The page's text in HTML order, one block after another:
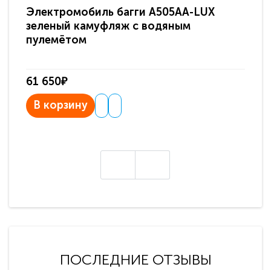
Электромобиль багги A505AA-LUX
зеленый камуфляж с водяным
пулемётом
61 650₽
В корзину
ПОСЛЕДНИЕ ОТЗЫВЫ